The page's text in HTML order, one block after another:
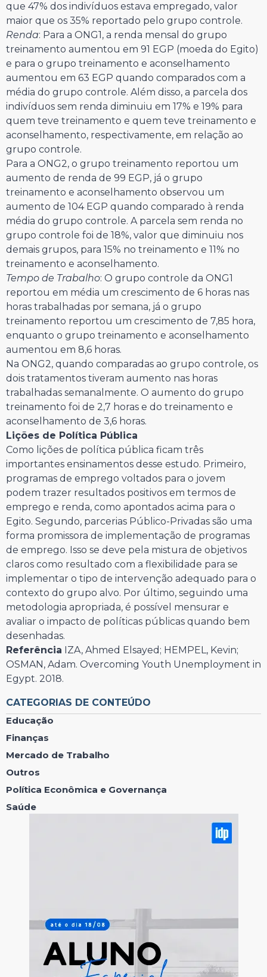
que 47% dos indivíduos estava empregado, valor
maior que os 35% reportado pelo grupo controle.
Renda: Para a ONG1, a renda mensal do grupo
treinamento aumentou em 91 EGP (moeda do Egito)
e para o grupo treinamento e aconselhamento
aumentou em 63 EGP quando comparados com a
média do grupo controle. Além disso, a parcela dos
indivíduos sem renda diminuiu em 17% e 19% para
quem teve treinamento e quem teve treinamento e
aconselhamento, respectivamente, em relação ao
grupo controle.
Para a ONG2, o grupo treinamento reportou um
aumento de renda de 99 EGP, já o grupo
treinamento e aconselhamento observou um
aumento de 104 EGP quando comparado à renda
média do grupo controle. A parcela sem renda no
grupo controle foi de 18%, valor que diminuiu nos
demais grupos, para 15% no treinamento e 11% no
treinamento e aconselhamento.
Tempo de Trabalho: O grupo controle da ONG1
reportou em média um crescimento de 6 horas nas
horas trabalhadas por semana, já o grupo
treinamento reportou um crescimento de 7,85 hora,
enquanto o grupo treinamento e aconselhamento
aumentou em 8,6 horas.
Na ONG2, quando comparadas ao grupo controle, os
dois tratamentos tiveram aumento nas horas
trabalhadas semanalmente. O aumento do grupo
treinamento foi de 2,7 horas e do treinamento e
aconselhamento de 3,6 horas.
Lições de Política Pública
Como lições de política pública ficam três
importantes ensinamentos desse estudo. Primeiro,
programas de emprego voltados para o jovem
podem trazer resultados positivos em termos de
emprego e renda, como apontados acima para o
Egito. Segundo, parcerias Público-Privadas são uma
forma promissora de implementação de programas
de emprego. Isso se deve pela mistura de objetivos
claros como resultado com a flexibilidade para se
implementar o tipo de intervenção adequado para o
contexto do grupo alvo. Por último, seguindo uma
metodologia apropriada, é possível mensurar e
avaliar o impacto de políticas públicas quando bem
desenhadas.
Referência IZA, Ahmed Elsayed; HEMPEL, Kevin;
OSMAN, Adam. Overcoming Youth Unemployment in
Egypt. 2018.
CATEGORIAS DE CONTEÚDO
Educação
Finanças
Mercado de Trabalho
Outros
Política Econômica e Governança
Saúde